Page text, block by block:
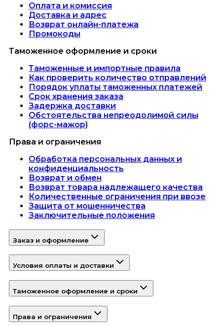
Оплата и комиссия
Доставка и адрес
Возврат онлайн-платежа
Промокоды
Таможенное оформление и сроки
Таможенные и импортные правила
Как проверить количество отправлений
Порядок уплаты таможенных платежей
Срок хранения заказа
Задержка доставки
Обстоятельства непреодолимой силы
(форс-мажор)
Права и ограничения
Обработка персональных данных и
конфиденциальность
Возврат и обмен
Возврат товара надлежащего качества
Количественные ограничения при ввозе
Защита от мошенничества
Заключительные положения
Заказ и оформление
Условия оплаты и доставки
Таможенное оформление и сроки
Права и ограничения